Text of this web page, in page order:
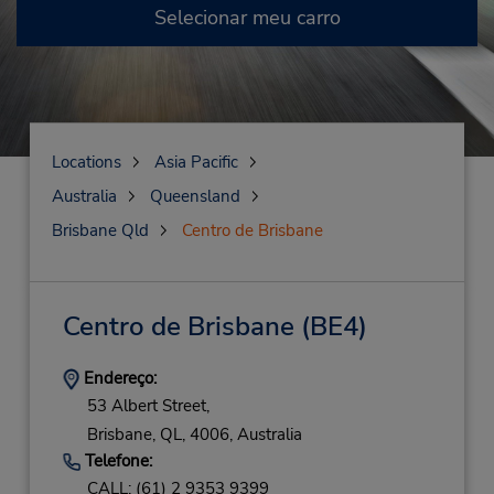
Selecionar meu carro
Locations
Asia Pacific
Australia
Queensland
Brisbane Qld
Centro de Brisbane
Centro de Brisbane (BE4)
Endereço:
53 Albert Street,
Brisbane, QL, 4006, Australia
Telefone:
CALL: (61) 2 9353 9399